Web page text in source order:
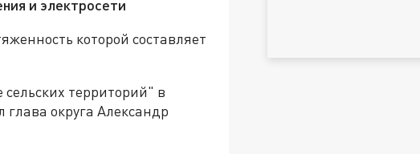
и электросети
которой составляет
территорий" в
округа Александр